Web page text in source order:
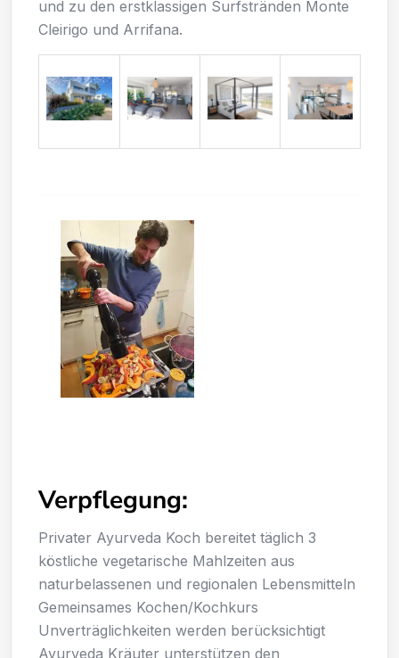
und zu den erstklassigen Surfstränden Monte
Cleirigo und Arrifana.
Verpflegung:
Privater Ayurveda Koch bereitet täglich 3
köstliche vegetarische Mahlzeiten aus
naturbelassenen und regionalen Lebensmitteln
Gemeinsames Kochen/Kochkurs
Unverträglichkeiten werden berücksichtigt
Ayurveda Kräuter unterstützen den